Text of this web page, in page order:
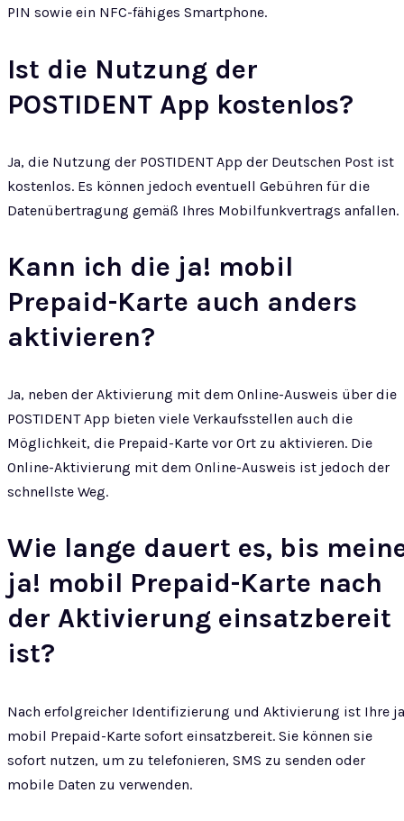
PIN sowie ein NFC-fähiges Smartphone.
Ist die Nutzung der
POSTIDENT App kostenlos?
Ja, die Nutzung der POSTIDENT App der Deutschen Post ist
kostenlos. Es können jedoch eventuell Gebühren für die
Datenübertragung gemäß Ihres Mobilfunkvertrags anfallen.
Kann ich die ja! mobil
Prepaid-Karte auch anders
aktivieren?
Ja, neben der Aktivierung mit dem Online-Ausweis über die
POSTIDENT App bieten viele Verkaufsstellen auch die
Möglichkeit, die Prepaid-Karte vor Ort zu aktivieren. Die
Online-Aktivierung mit dem Online-Ausweis ist jedoch der
schnellste Weg.
Wie lange dauert es, bis
ja! mobil Prepaid-Karte nach
der Aktivierung einsatzbereit
ist?
Nach erfolgreicher Identifizierung und Aktivierung ist Ihre
mobil Prepaid-Karte sofort einsatzbereit. Sie können sie
sofort nutzen, um zu telefonieren, SMS zu senden oder
mobile Daten zu verwenden.